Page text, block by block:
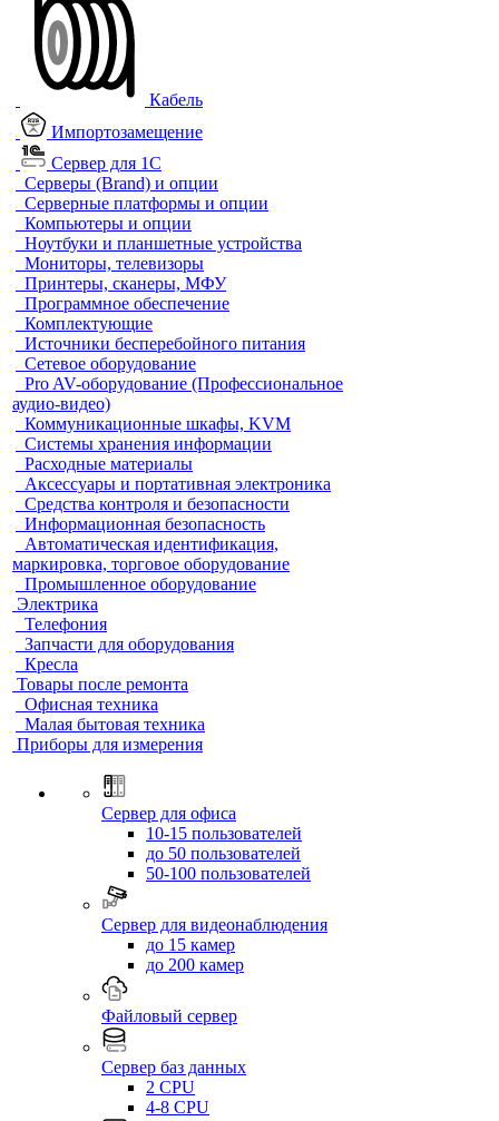
Кабель
Импортозамещение
Сервер для 1С
Серверы (Brand) и опции
Серверные платформы и опции
Компьютеры и опции
Ноутбуки и планшетные устройства
Мониторы, телевизоры
Принтеры, сканеры, МФУ
Программное обеспечение
Комплектующие
Источники бесперебойного питания
Сетевое оборудование
Pro AV-оборудование (Профессиональное
аудио-видео)
Коммуникационные шкафы, KVM
Системы хранения информации
Расходные материалы
Аксессуары и портативная электроника
Средства контроля и безопасности
Информационная безопасность
Автоматическая идентификация,
маркировка, торговое оборудование
Промышленное оборудование
Электрика
Телефония
Запчасти для оборудования
Кресла
Товары после ремонта
Офисная техника
Малая бытовая техника
Приборы для измерения
Сервер для офиса
10-15 пользователей
до 50 пользователей
50-100 пользователей
Сервер для видеонаблюдения
до 15 камер
до 200 камер
Файловый сервер
Сервер баз данных
2 CPU
4-8 CPU